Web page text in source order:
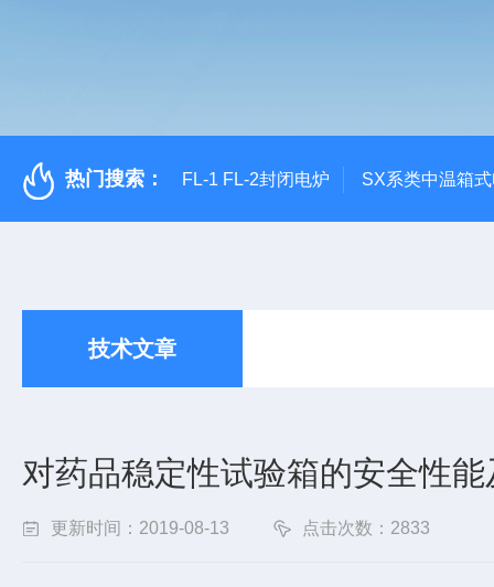
热门搜索： FL-1 FL-2封闭电炉 SX系类中温箱
技术文章
对药品稳定性试验箱的安全性
更新时间：2019-08-13 点击次数：2833